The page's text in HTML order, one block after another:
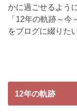
かに過ごせるよう
「12年の軌跡～今
をブログに綴りた
12年の軌跡